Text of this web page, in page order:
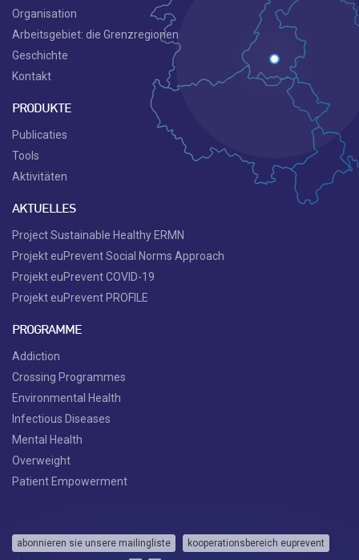
Organisation
Arbeitsgebiet: die Grenzregionen
Geschichte
Kontakt
PRODUKTE
Publicaties
Tools
Aktivitäten
AKTUELLES
Project Sustainable Healthy ERMN
Projekt euPrevent Social Norms Approach
Projekt euPrevent COVID-19
Projekt euPrevent PROFILE
PROGRAMME
Addiction
Crossing Programmes
Environmental Health
Infectious Diseases
Mental Health
Overweight
Patient Empowerment
abonnieren sie unsere mailingliste kooperationsbereich euprevent